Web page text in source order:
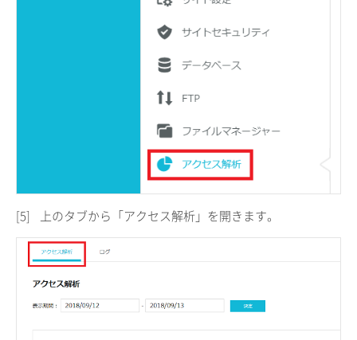
[5] 上のタブから「アクセス解析」を開きます。